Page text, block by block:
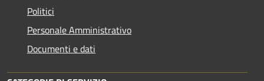
Politici
Personale Amministrativo
Documenti e dati